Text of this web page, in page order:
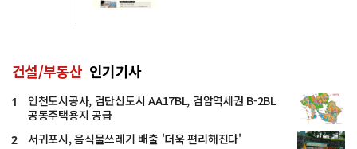
건설/부동산 인기기사
1
인천도시공사, 검단신도시 AA17BL, 검암역세권 B-2BL
공동주택용지 공급
2 서귀포시, 음식물쓰레기 배출 '더욱 편리해진다'